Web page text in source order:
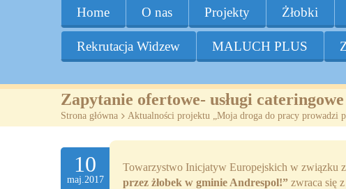
Home O nas Projekty Żłobki
Rekrutacja Widzew MALUCH PLUS
Zapytanie ofertowe- usługi
Strona główna > Aktualności projektu „Moja droga do pracy prowadzi
10
maj.2017
Towarzystwo Inicjatyw Europejskich w związku
przez żłobek w gminie Andrespol!” zwraca się